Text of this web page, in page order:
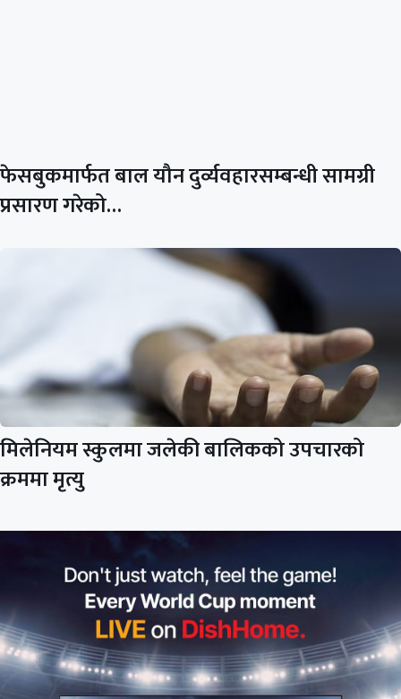
फेसबुकमार्फत बाल यौन दुर्व्यवहारसम्बन्धी सामग्री
प्रसारण गरेको…
मिलेनियम स्कुलमा जलेकी बालिकको उपचारको
क्रममा मृत्यु